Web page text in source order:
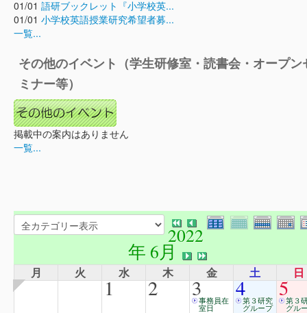
01/01 語研ブックレット『小学校英...
01/01 小学校英語授業研究希望者募...
一覧...
その他のイベント（学生研修室・読書会・オープン
ミナー等）
掲載中の案内はありません
一覧...
2022
年 6月
月 火 水 木 金 土 日
1 2 3事務員在
室日
4第３研究
グループ
5第３
グル